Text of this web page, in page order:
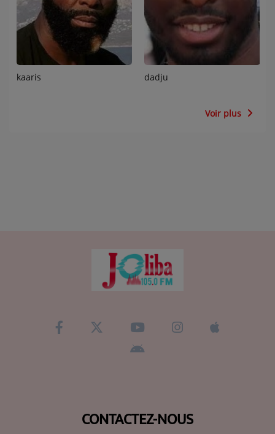
kaaris dadju
Voir plus
CONTACTEZ-NOUS